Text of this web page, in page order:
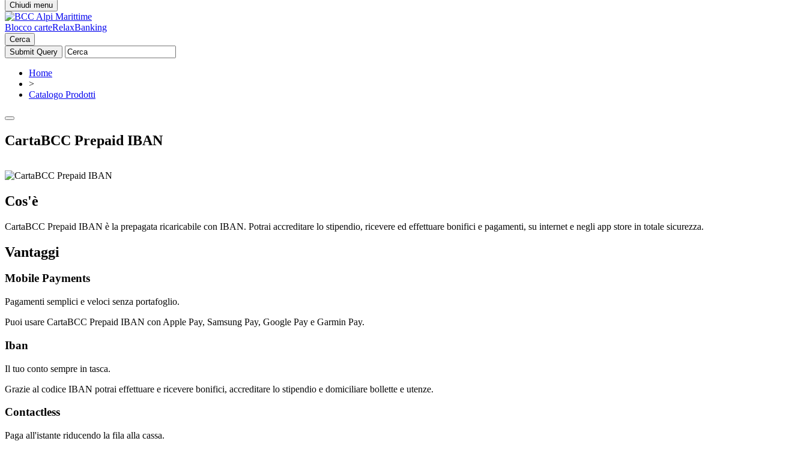
Chiudi menu
Blocco carteRelaxBanking
Cerca
Home
>
Catalogo Prodotti
CartaBCC Prepaid IBAN
Cos'è
CartaBCC Prepaid IBAN è la prepagata ricaricabile con IBAN. Potrai accreditare lo stipendio, ricevere ed effettuare bonifici e pagamenti, su internet e negli app store in totale sicurezza.
Vantaggi
Mobile Payments
Pagamenti semplici e veloci senza portafoglio.
Puoi usare CartaBCC Prepaid IBAN con Apple Pay, Samsung Pay, Google Pay e Garmin Pay.
Iban
Il tuo conto sempre in tasca.
Grazie al codice IBAN potrai effettuare e ricevere bonifici, accreditare lo stipendio e domiciliare bollette e utenze.
Contactless
Paga all'istante riducendo la fila alla cassa.